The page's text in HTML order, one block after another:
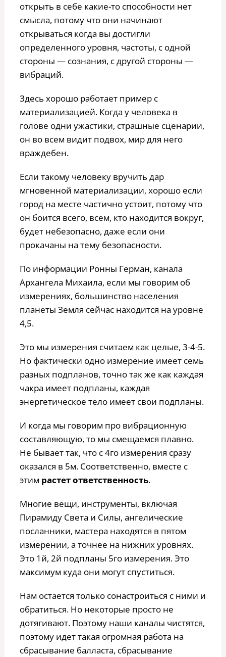
открыть в себе какие-то способности нет
смысла, потому что они начинают
открываться когда вы достигли
определенного уровня, частоты, с одной
стороны — сознания, с другой стороны —
вибраций.
Здесь хорошо работает пример с
материализацией. Когда у человека в
голове одни ужастики, страшные сценарии,
он во всем видит подвох, мир для него
враждебен.
Если такому человеку вручить дар
мгновенной материализации, хорошо если
город на месте частично устоит, потому что
он боится всего, всем, кто находится вокруг,
будет небезопасно, даже если они
прокачаны на тему безопасности.
По информации Ронны Герман, канала
Архангела Михаила, если мы говорим об
измерениях, большинство населения
планеты Земля сейчас находится на уровне
4,5.
Это мы измерения считаем как целые, 3-4-5.
Но фактически одно измерение имеет семь
разных подпланов, точно так же как каждая
чакра имеет подпланы, каждая
энергетическое тело имеет свои подпланы.
И когда мы говорим про вибрационную
составляющую, то мы смещаемся плавно.
Не бывает так, что с 4го измерения сразу
оказался в 5м. Соответственно, вместе с
этим растет ответственность.
Многие вещи, инструменты, включая
Пирамиду Света и Силы, ангелические
посланники, мастера находятся в пятом
измерении, а точнее на нижних уровнях.
Это 1й, 2й подпланы 5го измерения. Это
максимум куда они могут спуститься.
Нам остается только сонастроиться с ними и
обратиться. Но некоторые просто не
дотягивают. Поэтому наши каналы чистятся,
поэтому идет такая огромная работа на
сбрасывание балласта, сбрасывание